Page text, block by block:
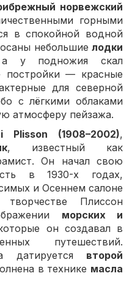
норвежский
горными
в спокойной водной
небольшие лодки
у подножия скал
постройки — красные
для северной
с лёгкими облаками
атмосферу пейзажа.
Plisson (1908–2002),
, известный как
Он начал свою
в 1930-х годах,
и Осеннем салоне
Плиссон
морских и
он создавал в
путешествий.
датируется второй
в технике масла